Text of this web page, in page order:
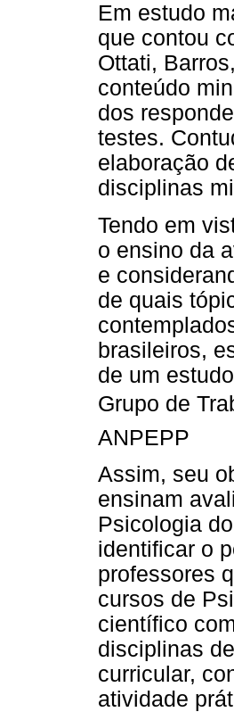
Em estudo
que contou
Ottati,
conteúdo
dos
testes.
elaboração
disciplinas
Tendo em
o ensino da
e
de quais
brasileiros,
de um
Grupo de
ANPEPP
Assim, seu
ensinam
Psicologia
identificar o
professores
cursos de
científico
disciplinas
curricular,
atividade